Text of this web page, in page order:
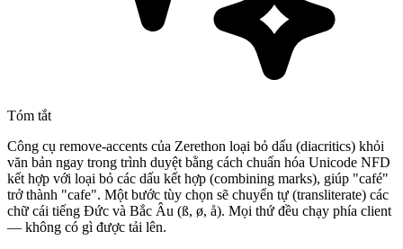
Tóm tắt
Công cụ remove-accents của Zerethon loại bỏ dấu (diacritics) khỏi
văn bản ngay trong trình duyệt bằng cách chuẩn hóa Unicode NFD
kết hợp với loại bỏ các dấu kết hợp (combining marks), giúp "café"
trở thành "cafe". Một bước tùy chọn sẽ chuyển tự (transliterate) các
chữ cái tiếng Đức và Bắc Âu (ß, ø, å). Mọi thứ đều chạy phía client
— không có gì được tải lên.